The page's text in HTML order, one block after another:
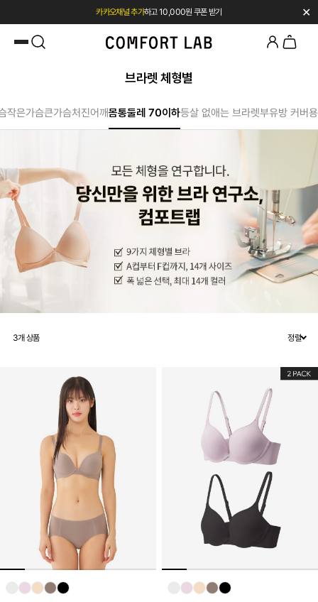
카카오채널 추가하고 10,000원 쿠폰 받기
첫 구매 시 베스트셀러 50% 즉시 할인
✕
브라렛 체형별
작은가슴큰가슴처진어깨몸통둘레 70이하등살 없애는 브라렛부유방 커버용
3개 상품 정렬